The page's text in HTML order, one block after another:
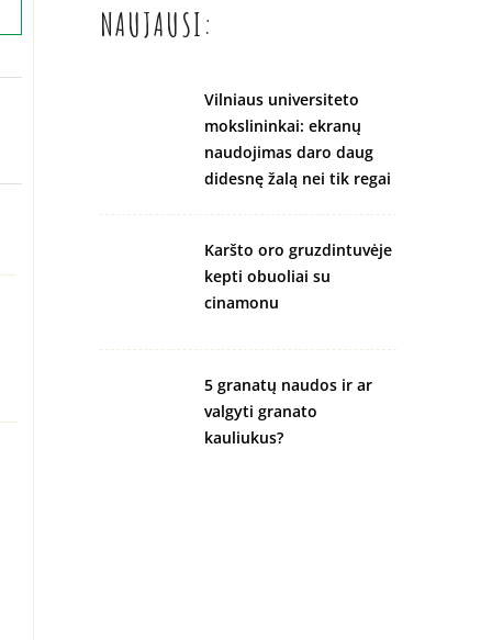
NAUJAUSI:
Vilniaus universiteto
mokslininkai: ekranų
naudojimas daro daug
didesnę žalą nei tik regai
Karšto oro gruzdintuvėje
kepti obuoliai su
cinamonu
5 granatų naudos ir ar
valgyti granato
kauliukus?